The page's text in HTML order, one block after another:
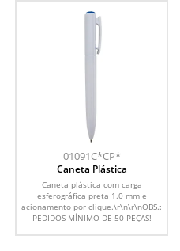
01091C*CP*
Caneta Plástica
Caneta plástica com carga
esferográfica preta 1.0 mm e
acionamento por clique.\r\n\r\nOBS.:
PEDIDOS MÍNIMO DE 50 PEÇAS!